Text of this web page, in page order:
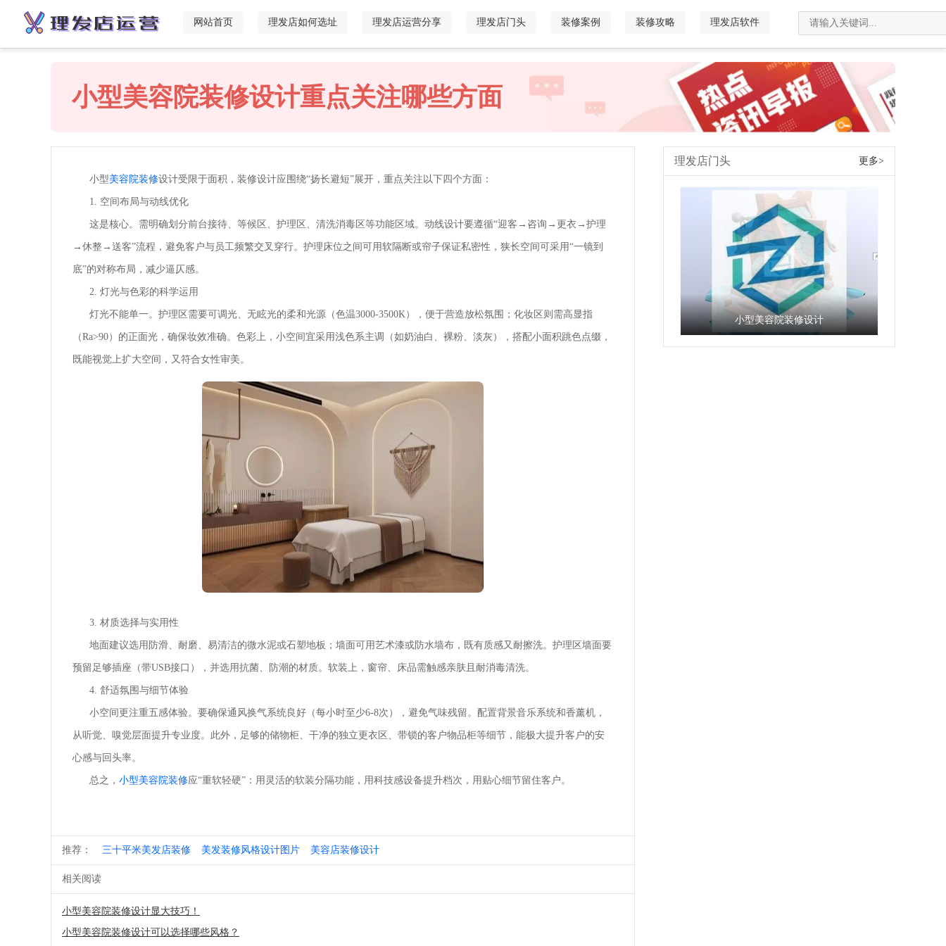
网站首页 理发店如何选址 理发店运营分享 理发店门头 装修案例 装修攻略 理发店软件
小型美容院装修设计重点关注哪些方面
小型美容院装修设计受限于面积，装修设计应围绕“扬长避短”展开，重点关注以下四个方面：
1. 空间布局与动线优化
这是核心。需明确划分前台接待、等候区、护理区、清洗消毒区等功能区域。动线设计要遵循“迎客→咨询→更衣→护理
→休整→送客”流程，避免客户与员工频繁交叉穿行。护理床位之间可用软隔断或帘子保证私密性，狭长空间可采用“一镜到
底”的对称布局，减少逼仄感。
2. 灯光与色彩的科学运用
灯光不能单一。护理区需要可调光、无眩光的柔和光源（色温3000-3500K），便于营造放松氛围；化妆区则需高显指
（Ra>90）的正面光，确保妆效准确。色彩上，小空间宜采用浅色系主调（如奶油白、裸粉、淡灰），搭配小面积跳色点缀，
既能视觉上扩大空间，又符合女性审美。
3. 材质选择与实用性
地面建议选用防滑、耐磨、易清洁的微水泥或石塑地板；墙面可用艺术漆或防水墙布，既有质感又耐擦洗。护理区墙面要
预留足够插座（带USB接口），并选用抗菌、防潮的材质。软装上，窗帘、床品需触感亲肤且耐消毒清洗。
4. 舒适氛围与细节体验
小空间更注重五感体验。要确保通风换气系统良好（每小时至少6-8次），避免气味残留。配置背景音乐系统和香薰机，
从听觉、嗅觉层面提升专业度。此外，足够的储物柜、干净的独立更衣区、带锁的客户物品柜等细节，能极大提升客户的安
心感与回头率。
总之， 小型美容院装修应“重软轻硬”：用灵活的软装分隔功能，用科技感设备提升档次，用贴心细节留住客户。
推荐： 三十平米美发店装修 美发装修风格设计图片 美容店装修设计
相关阅读
小型美容院装修设计显大技巧！
小型美容院装修设计可以选择哪些风格？
理发店门头 更多>
小型美容院装修设计